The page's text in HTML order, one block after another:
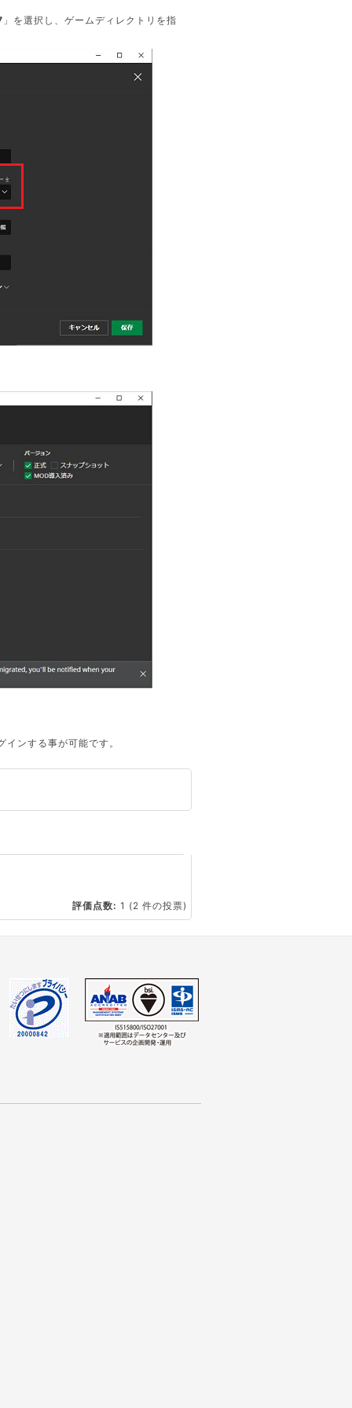
」を選択し、ゲームディレクトリを指
ンする事が可能です。
評価点数: 1 (2 件の投票)